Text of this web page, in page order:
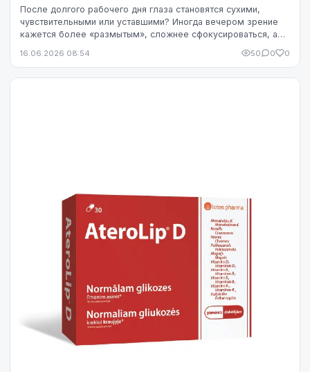
После долгого рабочего дня глаза становятся сухими,
чувствительными или уставшими? Иногда вечером зрение
кажется более «размытым», сложнее сфокусироваться, а
16.06.2026 08:54 50 0 0